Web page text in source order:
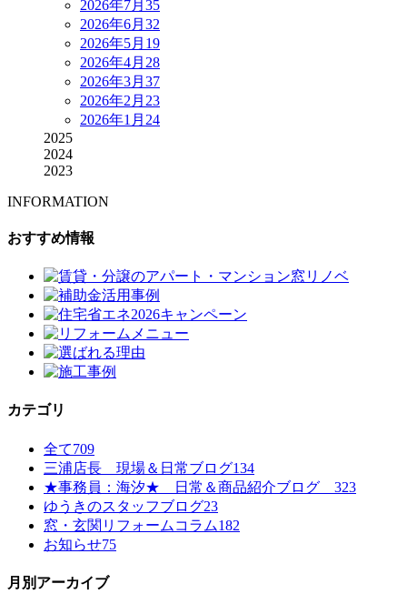
2026年7月 35
2026年6月 32
2026年5月 19
2026年4月 28
2026年3月 37
2026年2月 23
2026年1月 24
2025
2024
2023
INFORMATION
おすすめ情報
カテゴリ
全て709
三浦店長 現場＆日常ブログ134
★事務員：海汐★ 日常＆商品紹介ブログ 323
ゆうきのスタッフブログ23
窓・玄関リフォームコラム182
お知らせ75
月別アーカイブ